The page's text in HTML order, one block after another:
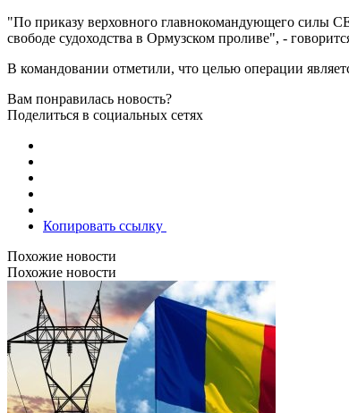
"По приказу верховного главнокомандующего силы
свободе судоходства в Ормузском проливе", -
В командовании отметили, что целью операции
Вам понравилась новость?
Поделиться в социальных сетях
Копировать ссылку
Похожие новости
Похожие новости